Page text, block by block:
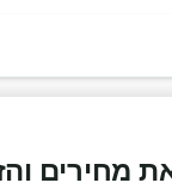
והזמנה